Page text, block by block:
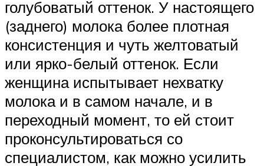
голубоватый оттенок. У настоящего
(заднего) молока более плотная
консистенция и чуть желтоватый
или ярко-белый оттенок. Если
женщина испытывает нехватку
молока и в самом начале, и в
переходный момент, то ей стоит
проконсультироваться со
специалистом, как можно усилить